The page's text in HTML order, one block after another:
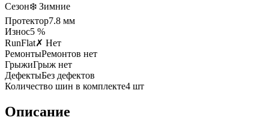
Сезон❄️ Зимние
Протектор7.8 мм
Износ5 %
RunFlat✗ Нет
РемонтыРемонтов нет
ГрыжиГрыж нет
ДефектыБез дефектов
Количество шин в комплекте4 шт
Описание